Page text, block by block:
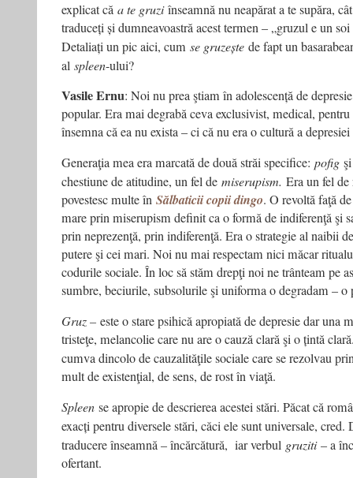
explicat că a te gruziînseamnă nu neapărat a te supăra,
traduceți și dumneavoastră acest termen – „gruzul e un
Detaliați un pic aici, cum se gruzește de fapt un
al spleen-ului?
Vasile Ernu: Noi nu prea ştiam în adolescență de
popular. Era mai degrabă ceva exclusivist, medical,
însemna că ea nu exista – ci că nu era o cultură a
Generaţia mea era marcată de două străi specifice: pofig
chestiune de atitudine, un fel de miserupism. Era un fel de
povestesc multe în Sălbaticii copii dingo. O revoltă faţă
mare prin miserupism definit ca o formă de indiferenţă şi
prin neprezenţă, prin indiferenţă. Era o strategie al naibii
putere şi cei mari. Noi nu mai respectam nici măcar
codurile sociale. În loc să stăm drepţi noi ne trânteam pe
sumbre, beciurile, subsolurile şi uniforma o degradam –
Gruz – este o stare psihică apropiată de depresie dar una
tristeţe, melancolie care nu are o cauză clară şi o țintă
cumva dincolo de cauzalităţile sociale care se rezolvau
mult de existenţial, de sens, de rost în viaţă.
Spleen se apropie de descrierea acestei stări. Păcat că
exacți pentru diversele stări, căci ele sunt universale, cred.
traducere înseamnă – încărcătură, iar verbul gruziti– a
ofertant.